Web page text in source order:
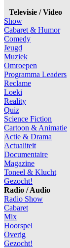
Televisie / Video
Show
Cabaret & Humor
Comedy
Jeugd
Muziek
Omroepen
Programma Leaders
Reclame
Loeki
Reality
Quiz
Science Fiction
Cartoon & Animatie
Actie & Drama
Actualiteit
Documentaire
Magazine
Toneel & Klucht
Gezocht!
Radio / Audio
Radio Show
Cabaret
Mix
Hoorspel
Overig
Gezocht!